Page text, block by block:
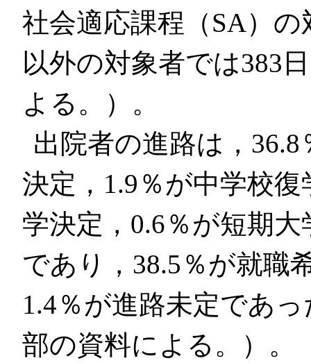
社会適応課程（SA）の
以外の対象者では383
よる。）。
出院者の進路は，
決定，1.9％が中学校
学決定，0.6％が短期
であり，38.5％が就職
1.4％が進路未定であ
部の資料による。）。